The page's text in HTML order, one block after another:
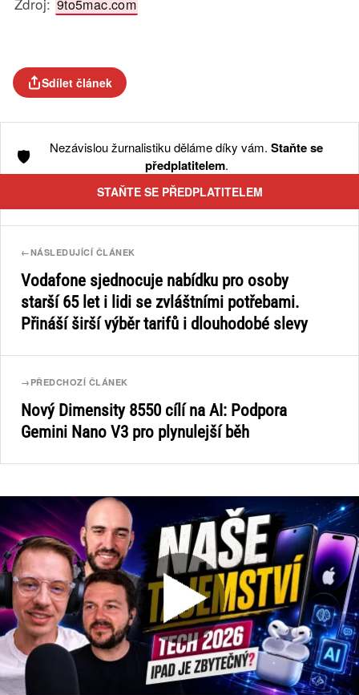
9to5mac.com
Sdílet článek
🛡️ Nezávislou žurnalistiku děláme díky vám. Staňte se
předplatitelem.
STAŇTE SE PŘEDPLATITELEM
←NÁSLEDUJÍCÍ ČLÁNEK
Vodafone sjednocuje nabídku pro osoby
starší 65 let i lidi se zvláštními potřebami.
Přináší širší výběr tarifů i dlouhodobé slevy
→ PŘEDCHOZÍ ČLÁNEK
Nový Dimensity 8550 cílí na AI: Podpora
Gemini Nano V3 pro plynulejší běh